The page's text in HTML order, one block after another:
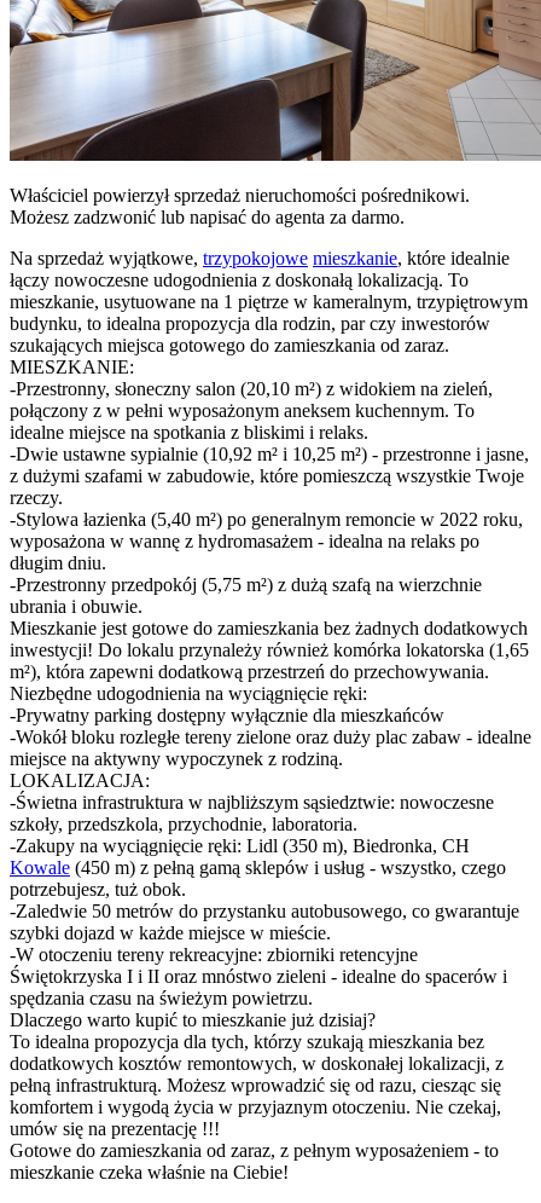
Właściciel powierzył sprzedaż nieruchomości pośrednikowi.
Możesz zadzwonić lub napisać do agenta za darmo.
Na sprzedaż wyjątkowe, trzypokojowe mieszkanie, które idealnie
łączy nowoczesne udogodnienia z doskonałą lokalizacją. To
mieszkanie, usytuowane na 1 piętrze w kameralnym, trzypiętrowym
budynku, to idealna propozycja dla rodzin, par czy inwestorów
szukających miejsca gotowego do zamieszkania od zaraz.
MIESZKANIE:
-Przestronny, słoneczny salon (20,10 m²) z widokiem na zieleń,
połączony z w pełni wyposażonym aneksem kuchennym. To
idealne miejsce na spotkania z bliskimi i relaks.
-Dwie ustawne sypialnie (10,92 m² i 10,25 m²) - przestronne i jasne,
z dużymi szafami w zabudowie, które pomieszczą wszystkie Twoje
rzeczy.
-Stylowa łazienka (5,40 m²) po generalnym remoncie w 2022 roku,
wyposażona w wannę z hydromasażem - idealna na relaks po
długim dniu.
-Przestronny przedpokój (5,75 m²) z dużą szafą na wierzchnie
ubrania i obuwie.
Mieszkanie jest gotowe do zamieszkania bez żadnych dodatkowych
inwestycji! Do lokalu przynależy również komórka lokatorska (1,65
m²), która zapewni dodatkową przestrzeń do przechowywania.
Niezbędne udogodnienia na wyciągnięcie ręki:
-Prywatny parking dostępny wyłącznie dla mieszkańców
-Wokół bloku rozległe tereny zielone oraz duży plac zabaw - idealne
miejsce na aktywny wypoczynek z rodziną.
LOKALIZACJA:
-Świetna infrastruktura w najbliższym sąsiedztwie: nowoczesne
szkoły, przedszkola, przychodnie, laboratoria.
-Zakupy na wyciągnięcie ręki: Lidl (350 m), Biedronka, CH
Kowale (450 m) z pełną gamą sklepów i usług - wszystko, czego
potrzebujesz, tuż obok.
-Zaledwie 50 metrów do przystanku autobusowego, co gwarantuje
szybki dojazd w każde miejsce w mieście.
-W otoczeniu tereny rekreacyjne: zbiorniki retencyjne
Świętokrzyska I i II oraz mnóstwo zieleni - idealne do spacerów i
spędzania czasu na świeżym powietrzu.
Dlaczego warto kupić to mieszkanie już dzisiaj?
To idealna propozycja dla tych, którzy szukają mieszkania bez
dodatkowych kosztów remontowych, w doskonałej lokalizacji, z
pełną infrastrukturą. Możesz wprowadzić się od razu, ciesząc się
komfortem i wygodą życia w przyjaznym otoczeniu. Nie czekaj,
umów się na prezentację !!!
Gotowe do zamieszkania od zaraz, z pełnym wyposażeniem - to
mieszkanie czeka właśnie na Ciebie!